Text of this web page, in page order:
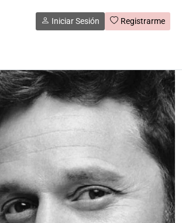
Iniciar Sesión Registrarme